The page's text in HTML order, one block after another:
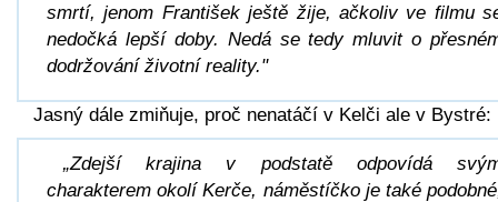
smrtí, jenom František ještě žije, ačkoliv ve filmu
nedočká lepší doby. Nedá se tedy mluvit o
dodržování životní reality."
Jasný dále zmiňuje, proč nenatáčí v Kelči ale v Bystré:
„Zdejší krajina v podstatě odpovídá
charakterem okolí Kerče, náměstíčko je také